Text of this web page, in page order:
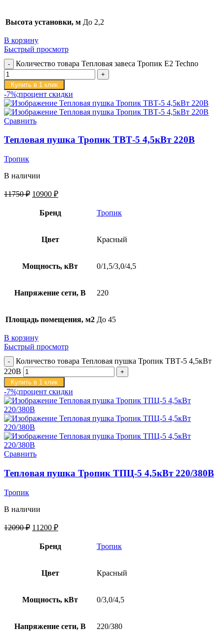
Высота установки, м До 2,2
В корзину
Быстрый просмотр
Количество товара Тепловая завеса Тропик E2 Techno
Купить в 1 клик
-7%;процент скидки
Сравнить
Тепловая пушка Тропик ТВТ-5 4,5кВт 220В
Тропик
В наличии
11750₽ 10900 ₽
Бренд Тропик
Цвет Красный
Мощность, кВт 0/1,5/3,0/4,5
Напряжение сети, В 220
Площадь помещения, м2 До 45
В корзину
Быстрый просмотр
Количество товара Тепловая пушка Тропик ТВТ-5 4,5кВт
220В
Купить в 1 клик
-7%;процент скидки
Сравнить
Тепловая пушка Тропик ТПЦ-5 4,5кВт 220/380В
Тропик
В наличии
12090₽ 11200 ₽
Бренд Тропик
Цвет Красный
Мощность, кВт 0/3,0/4,5
Напряжение сети, В 220/380